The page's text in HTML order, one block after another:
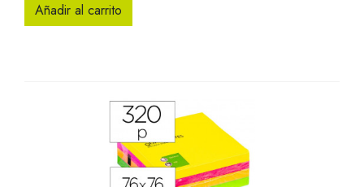
Añadir al carrito